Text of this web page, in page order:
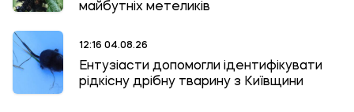
майбутніх метеликів
12:16 04.08.26
Ентузіасти допомогли ідентифікувати
рідкісну дрібну тварину з Київщини